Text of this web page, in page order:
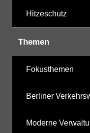
Hitzeschutz
Themen
Fokusthemen
Berliner
Moderne